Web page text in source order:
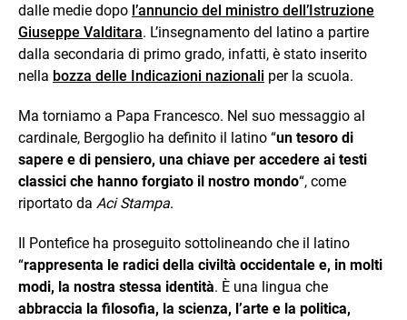
dalle medie dopo l’annuncio del ministro dell’Istruzione
Giuseppe Valditara. L’insegnamento del latino a partire
dalla secondaria di primo grado, infatti, è stato inserito
nella bozza delle Indicazioni nazionali per la scuola.
Ma torniamo a Papa Francesco. Nel suo messaggio al
cardinale, Bergoglio ha definito il latino “un tesoro di
sapere e di pensiero, una chiave per accedere ai testi
classici che hanno forgiato il nostro mondo“, come
riportato da Aci Stampa.
Il Pontefice ha proseguito sottolineando che il latino
“rappresenta le radici della civiltà occidentale e, in molti
modi, la nostra stessa identità. È una lingua che
abbraccia la filosofia, la scienza, l’arte e la politica,